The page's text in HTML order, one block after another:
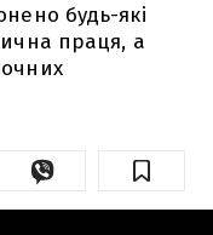
будь-які
праця, а